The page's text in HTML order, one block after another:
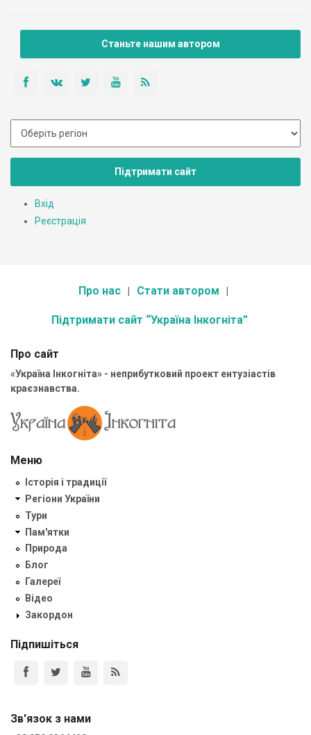
Станьте нашим автором
Підтримати сайт
Вхід
Реєстрація
Про нас Стати автором
Підтримати сайт “Україна Інкогніта”
Про сайт
«Україна Інкогніта» - неприбутковий проект ентузіастів
краєзнавства.
Меню
Історія і традиції
Регіони України
Тури
Пам'ятки
Природа
Блог
Галереї
Відео
Закордон
Підпишіться
Зв'язок з нами